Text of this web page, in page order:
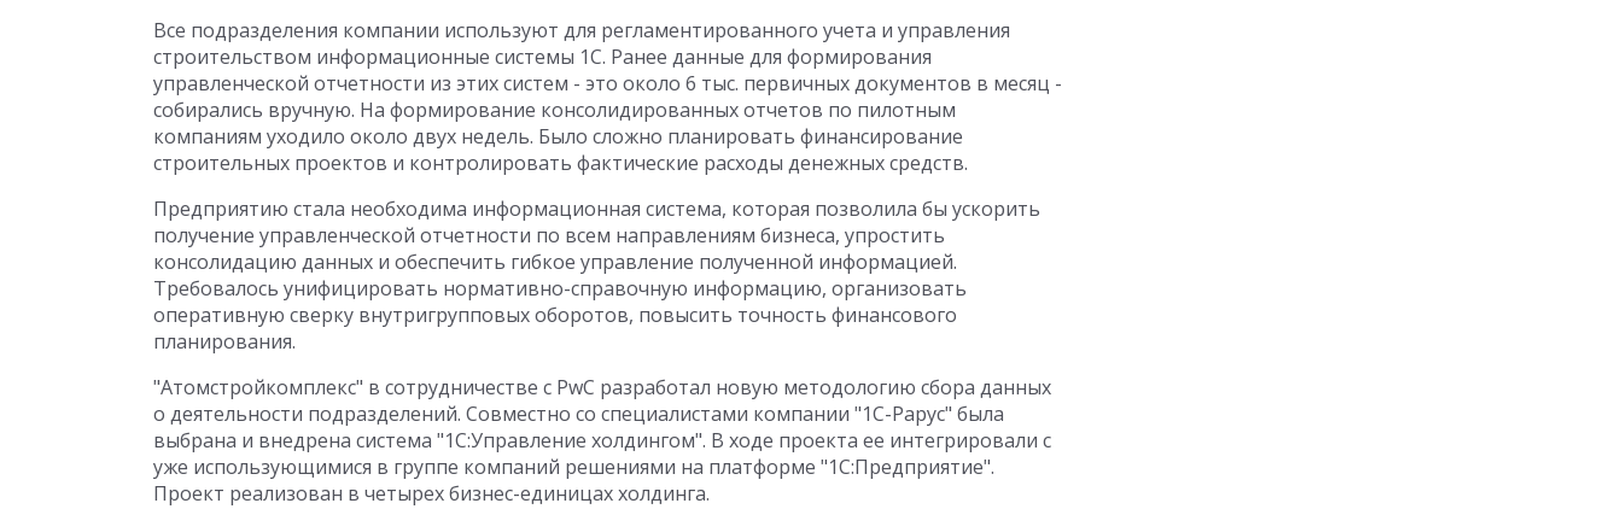
Все подразделения компании используют для регламентированного учета и управления
строительством информационные системы 1С. Ранее данные для формирования
управленческой отчетности из этих систем - это около 6 тыс. первичных документов в месяц -
собирались вручную. На формирование консолидированных отчетов по пилотным
компаниям уходило около двух недель. Было сложно планировать финансирование
строительных проектов и контролировать фактические расходы денежных средств.
Предприятию стала необходима информационная система, которая позволила бы ускорить
получение управленческой отчетности по всем направлениям бизнеса, упростить
консолидацию данных и обеспечить гибкое управление полученной информацией.
Требовалось унифицировать нормативно-справочную информацию, организовать
оперативную сверку внутригрупповых оборотов, повысить точность финансового
планирования.
"Атомстройкомплекс" в сотрудничестве с PwC разработал новую методологию сбора данных
о деятельности подразделений. Совместно со специалистами компании "1С-Рарус" была
выбрана и внедрена система "1С:Управление холдингом". В ходе проекта ее интегрировали с
уже использующимися в группе компаний решениями на платформе "1С:Предприятие".
Проект реализован в четырех бизнес-единицах холдинга.